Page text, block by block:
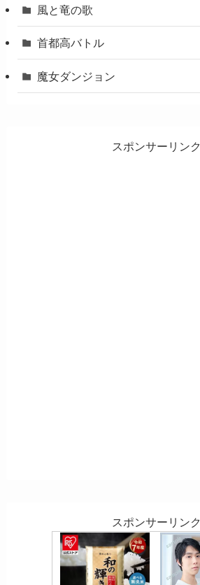
風と竜の歌
首都高バトル
魔女ダンジョン
スポンサーリンク
スポンサーリンク